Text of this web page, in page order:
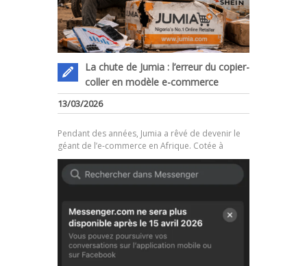
La chute de Jumia : l’erreur du copier-
coller en modèle e-commerce
13/03/2026
Pendant des années, Jumia a rêvé de devenir le
géant de l’e-commerce en Afrique. Cotée à